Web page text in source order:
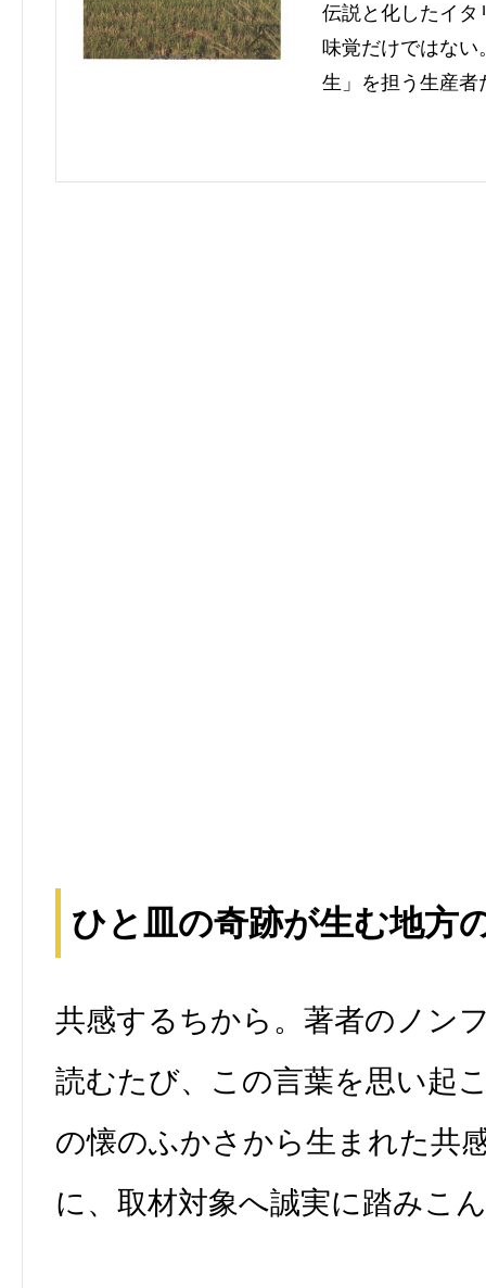
伝説と化したイタ
味覚だけではない
生」を担う生産者
ひと皿の奇跡が生む地方
共感するちから。著者のノン
読むたび、この言葉を思い起
の懐のふかさから生まれた共
に、取材対象へ誠実に踏みこ